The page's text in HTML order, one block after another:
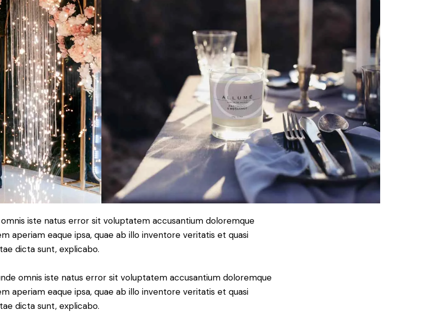
iste natus error sit voluptatem accusantium doloremque
aperiam eaque ipsa, quae ab illo inventore veritatis et quasi
dicta sunt, explicabo.
omnis iste natus error sit voluptatem accusantium doloremque
aperiam eaque ipsa, quae ab illo inventore veritatis et quasi
dicta sunt, explicabo.